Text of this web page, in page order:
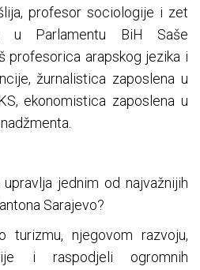
profesor sociologije i zet
u Parlamentu BiH Saše
profesorica arapskog jezika i
žurnalistica zaposlena u
ekonomistica zaposlena u
jednim od najvažnijih
Sarajevo?
njegovom razvoju,
i raspodjeli ogromnih